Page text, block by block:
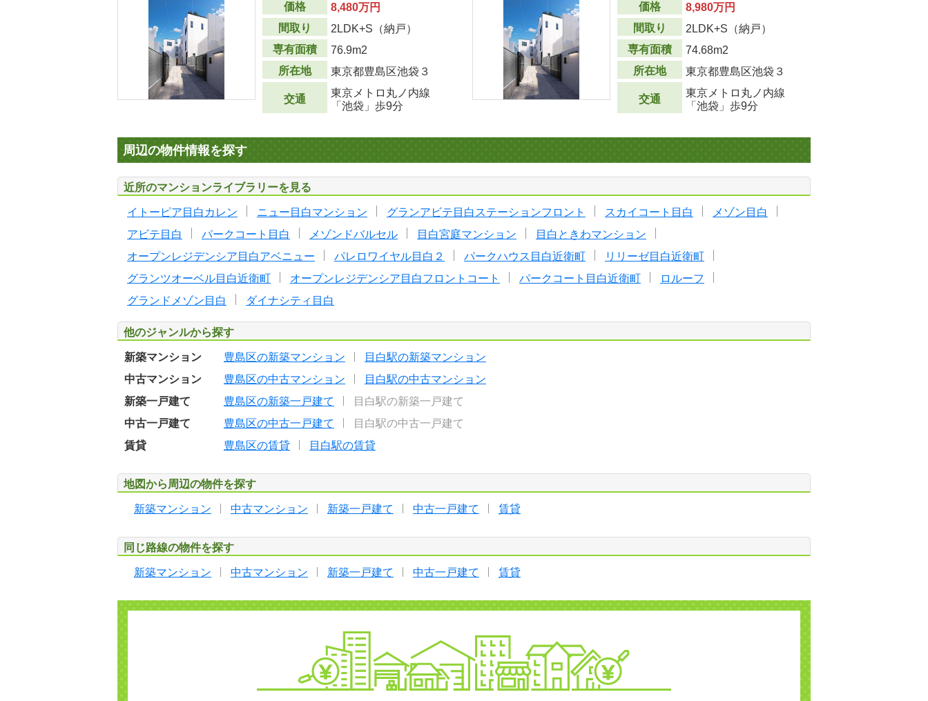
価格
8,480万円
間取り
2LDK+S（納戸）
専有面積
76.9m2
所在地
東京都豊島区池袋３
交通
東京メトロ丸ノ内線
「池袋」歩9分
価格
8,980万円
間取り
2LDK+S（納戸）
専有面積
74.68m2
所在地
東京都豊島区池袋３
交通
東京メトロ丸ノ内線
「池袋」歩9分
周辺の物件情報を探す
近所のマンションライブラリーを見る
イトーピア目白カレン ニュー目白マンション グランアビテ目白ステーションフロント スカイコート目白
メゾン目白
アビテ目白
パークコート目白 メゾンドバルセル 目白宮庭マンション
目白ときわマンション
オープンレジデンシア目白アベニュー
パレロワイヤル目白２ パークハウス目白近衛町
リリーゼ目白近衛町
グランツオーベル目白近衛町
オープンレジデンシア目白フロントコート パークコート目白近衛町
ロルーフ
グランドメゾン目白
ダイナシティ目白
他のジャンルから探す
新築マンション 豊島区の新築マンション
目白駅の新築マンション
中古マンション
豊島区の中古マンション
目白駅の中古マンション
新築一戸建て
豊島区の新築一戸建て
目白駅の新築一戸建て
中古一戸建て
豊島区の中古一戸建て
目白駅の中古一戸建て
賃貸
豊島区の賃貸 目白駅の賃貸
地図から周辺の物件を探す
新築マンション 中古マンション 新築一戸建て 中古一戸建て 賃貸
同じ路線の物件を探す
新築マンション 中古マンション 新築一戸建て 中古一戸建て 賃貸